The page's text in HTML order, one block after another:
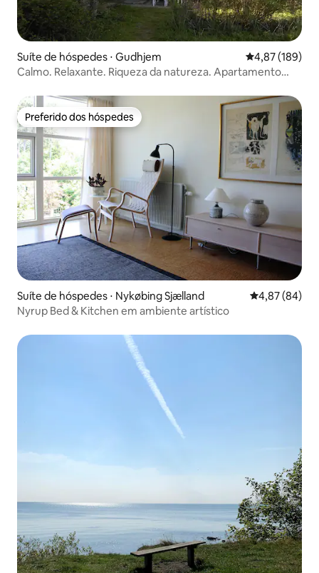
Suíte de hóspedes ⋅ Gudhjem 4,87 de uma
4,87 (189)
Calmo. Relaxante. Riqueza da natureza. Apartamento
Preferido dos hóspedes
Preferido dos hóspedes
Suíte de hóspedes ⋅ Nykøbing Sjælland 4,87 de uma
4,87 (84)
Nyrup Bed & Kitchen em ambiente artístico